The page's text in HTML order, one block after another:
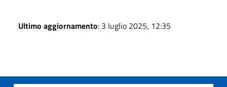
Ultimo aggiornamento: 3 luglio 2025, 12:35